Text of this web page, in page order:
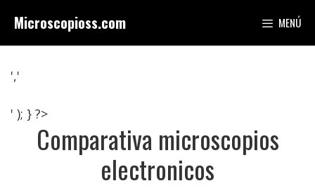
contenido
Microscopioss.com MENÚ
','
' ); } ?>
Comparativa microscopios
electronicos